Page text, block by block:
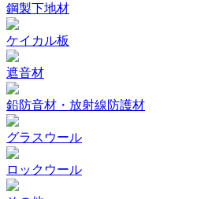
鋼製下地材
ケイカル板
遮音材
鉛防音材・放射線防護材
グラスウール
ロックウール